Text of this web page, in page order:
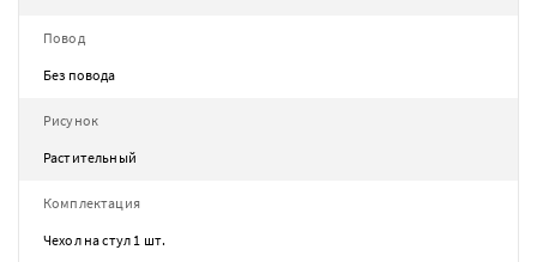
Повод
Без повода
Рисунок
Растительный
Комплектация
Чехол на стул 1 шт.